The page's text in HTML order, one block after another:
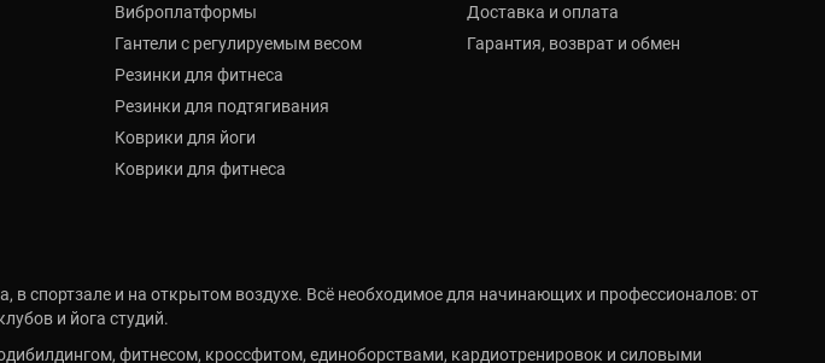
Виброплатформы
Гантели с регулируемым весом
Резинки для фитнеса
Резинки для подтягивания
Коврики для йоги
Коврики для фитнеса
Доставка и оплата
Гарантия, возврат и обмен
в спортзале и на открытом воздухе. Всё необходимое для начинающих и профессионалов: от
и йога студий.
фитнесом, кроссфитом, единоборствами, кардиотренировок и силовыми